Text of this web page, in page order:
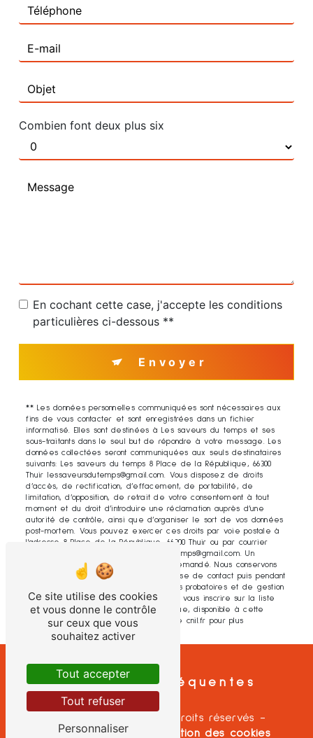
Combien font deux plus six
En cochant cette case, j'accepte les conditions
particulières ci-dessous **
Envoyer
** Les données personnelles communiquées sont nécessaires aux
fins de vous contacter et sont enregistrées dans un fichier
informatisé. Elles sont destinées à Les saveurs du temps et ses
sous-traitants dans le seul but de répondre à votre message. Les
données collectées seront communiquées aux seuls destinataires
suivants: Les saveurs du temps 8 Place de la République, 66300
Thuir lessaveursdutemps@gmail.com. Vous disposez de droits
d’accès, de rectification, d’effacement, de portabilité, de
limitation, d’opposition, de retrait de votre consentement à tout
moment et du droit d’introduire une réclamation auprès d’une
autorité de contrôle, ainsi que d’organiser le sort de vos données
post-mortem. Vous pouvez exercer ces droits par voie postale à
l'adresse 8 Place de la République, 66300 Thuir ou par courrier
électronique à l'adresse lessaveursdutemps@gmail.com. Un
justificatif d'identité pourra vous être demandé. Nous conservons
vos données pendant la période de prise de contact puis pendant
la durée de prescription légale aux fins probatoires et de gestion
des contentieux. Vous avez le droit de vous inscrire sur la liste
d'opposition au démarchage téléphonique, disponible à cette
adresse:Bloctel.gouv.fr . Consultez le site cnil.fr pour plus
d’informations sur vos droits.
Recherches fréquentes
- 2026 - Tous droits réservés -
Mentions légales
Gestion des cookies
Ce site utilise des cookies
et vous donne le contrôle
sur ceux que vous
souhaitez activer
Tout accepter
Tout refuser
Personnaliser